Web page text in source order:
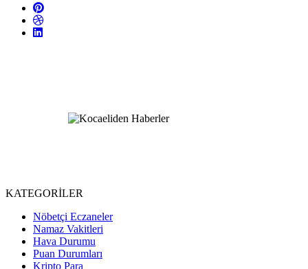
KATEGORİLER
Nöbetçi Eczaneler
Namaz Vakitleri
Hava Durumu
Puan Durumları
Kripto Para